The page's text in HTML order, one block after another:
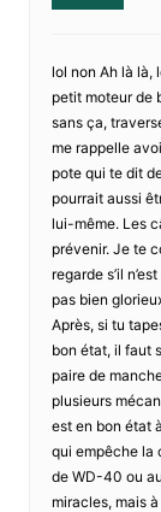
lol non Ah là là,
petit moteur de
sans ça,
me rappelle
pote qui te dit
pourrait aussi
lui-même. Les
prévenir. Je te
regarde s’il
pas bien
Après, si tu
bon état, il faut
paire de
plusieurs
est en bon état
qui empêche la
de WD-40 ou
miracles, mais